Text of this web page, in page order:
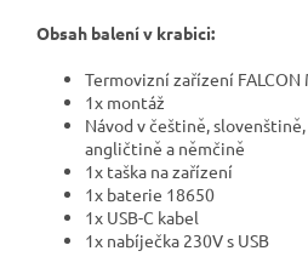
Obsah balení v krabici:
Termovizní zařízení FALCON
1x montáž
Návod v češtině,
angličtině a němčině
1x taška na zařízení
1x baterie 18650
1x USB-C kabel
1x nabíječka 230V s USB